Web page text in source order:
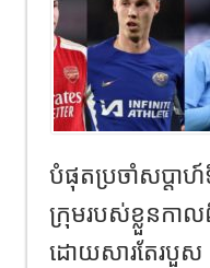
បំផុតប្រចាំសប្តា
ក្រុមរបស់ខ្លួនកា
ដោយសារតែរបួស